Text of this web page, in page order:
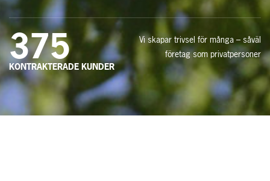
375
KONTRAKTERADE KUNDER
Vi skapar trivsel för många – såväl
företag som privatpersoner